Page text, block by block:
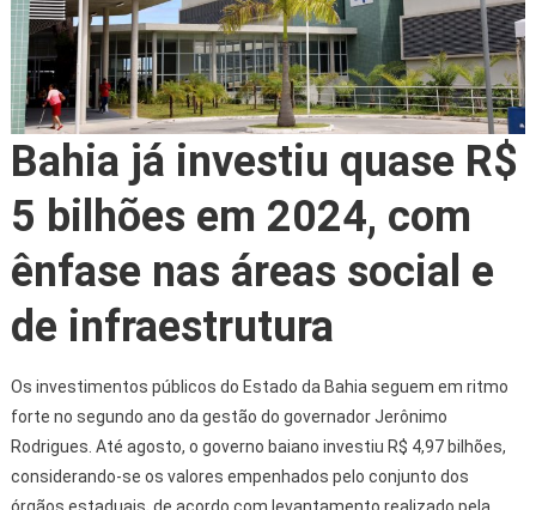
Bahia já investiu quase R$
5 bilhões em 2024, com
ênfase nas áreas social e
de infraestrutura
Os investimentos públicos do Estado da Bahia seguem em ritmo
forte no segundo ano da gestão do governador Jerônimo
Rodrigues. Até agosto, o governo baiano investiu R$ 4,97 bilhões,
considerando-se os valores empenhados pelo conjunto dos
órgãos estaduais, de acordo com levantamento realizado pela